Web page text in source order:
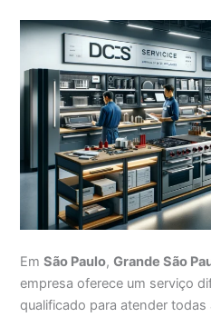
EmSão Paulo,Grande São
empresa oferece um serviço
qualificado para atender